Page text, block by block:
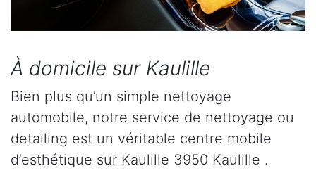
À domicile sur Kaulille
Bien plus qu’un simple nettoyage
automobile, notre service de nettoyage ou
detailing est un véritable centre mobile
d’esthétique sur Kaulille 3950 Kaulille .